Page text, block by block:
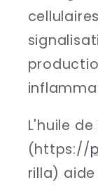
L'huile
(https://
rilla)